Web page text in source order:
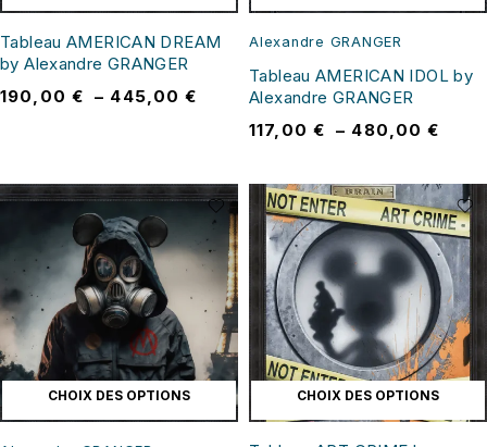
Tableau AMERICAN DREAM
by Alexandre GRANGER
190,00 € – 445,00€
Alexandre GRANGER
Tableau AMERICAN IDOL by
Alexandre GRANGER
117,00 € – 480,00€
CHOIX DES OPTIONS CHOIX DES OPTIONS